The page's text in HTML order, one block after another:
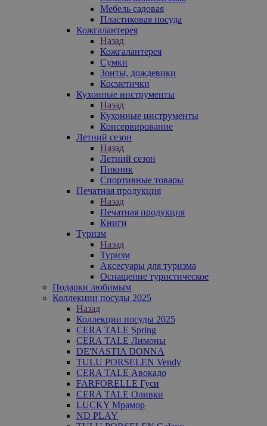
Мебель садовая
Пластиковая посуда
Кожгалантерея
Назад
Кожгалантерея
Сумки
Зонты, дождевики
Косметички
Кухонные инструменты
Назад
Кухонные инструменты
Консервирование
Летний сезон
Назад
Летний сезон
Пикник
Спортивные товары
Печатная продукция
Назад
Печатная продукция
Книги
Туризм
Назад
Туризм
Аксесуары для туризма
Оснащение туристическое
Подарки любимым
Коллекции посуды 2025
Назад
Коллекции посуды 2025
CERA TALE Spring
CERA TALE Лимоны
DE'NASTIA DONNA
TULU PORSELEN Vendy
CERA TALE Авокадо
FARFORELLE Гуси
CERA TALE Оливки
LUCKY Мрамор
ND PLAY